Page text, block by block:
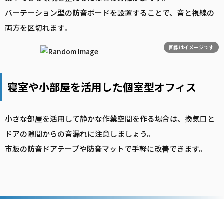
パーテーション型の防音ボードを設置することで、音と視線の
両方を区切れます。
画像はイメージです
寝室や小部屋を活用した個室型オフィス
小さな部屋を活用して静かな作業空間を作る場合は、換気口と
ドアの隙間からの音漏れに注意しましょう。
市販の防音ドアテープや防音マットで手軽に改善できます。